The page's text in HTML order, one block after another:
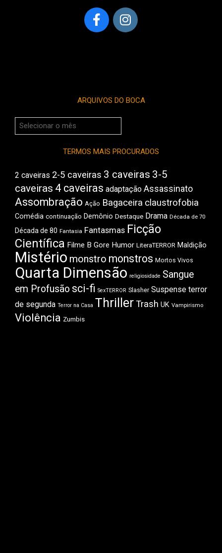
ARQUIVOS DO BOCA
Arquivos
do
TERMOS MAIS PROCURADOS
2 caveiras 2-5 caveiras 3 caveiras 3-5
caveiras 4 caveiras adaptação Assassinato
Assombração Ação Bagaceira claustrofobia
Comédia continuação Demônio Destaque Drama Década de 70
Década de 80 Fantasia Fantasmas Ficção
Científica Filme B Gore Humor LiteraTERROR Maldição
Mistério monstro monstros Mortos Vivos
Quarta Dimensão religiosidade Sangue
em Profusão sci-fi SexTERROR Slasher Suspense terror
de segunda Terror na Casa ThrillerTrash UK Vampirismo
Violência Zumbis